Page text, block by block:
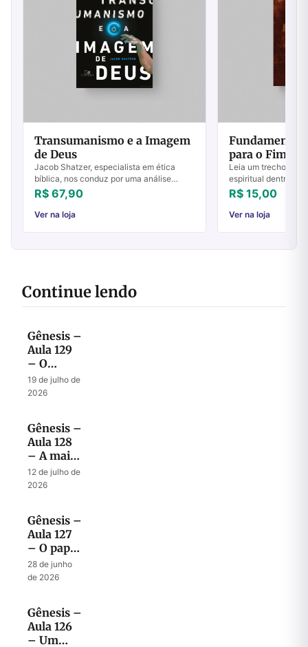
Transumanismo e a Imagem
de Deus
Jacob Shatzer, especialista em ética
bíblica, nos conduz por uma análise
cuidadosa acerca do futuro do
discipulado cristão em um ambiente
tecnológico disrupt...
R$ 67,90
Ver na loja
Fundamentos
para o Fim
1
Leia um trecho do
espiritual dentro da
momento em que
o seu Reino e
R$ 15,00
Ver na loja
Continue lendo
Gênesis –
Aula 129
– O
Mistério
dos dois
19 de julho de
2026
Gênesis –
Aula 128
– A mais
surpreendente
bênção
12 de julho de
2026
Gênesis –
Aula 127
– O papel
Profético
de Jacó
os filhos
28 de junho
de 2026
Gênesis –
Aula 126
– Um